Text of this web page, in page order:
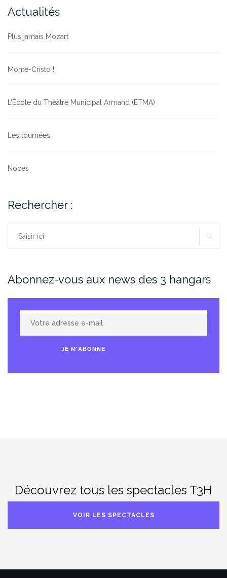
Actualités
Plus jamais Mozart
Monte-Cristo !
L’École du Théâtre Municipal Armand (ETMA)
Les tournées
Noces
Rechercher :
Rechercher :
Abonnez-vous aux news des 3 hangars
adresse
JE M'ABONNE
Découvrez tous les spectacles T3H
VOIR LES SPECTACLES